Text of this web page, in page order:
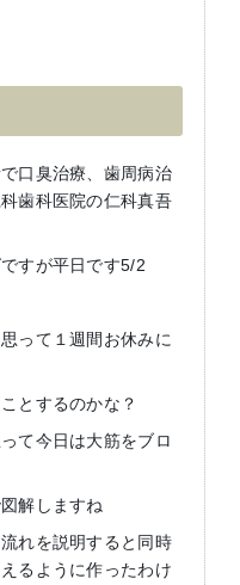
口臭治療、歯周病治
歯科医院の仁科真吾
すが平日です5/2
って１週間お休みに
とするのかな？
て今日は大筋をブロ
解しますね
れを説明すると同時
るように作ったわけ